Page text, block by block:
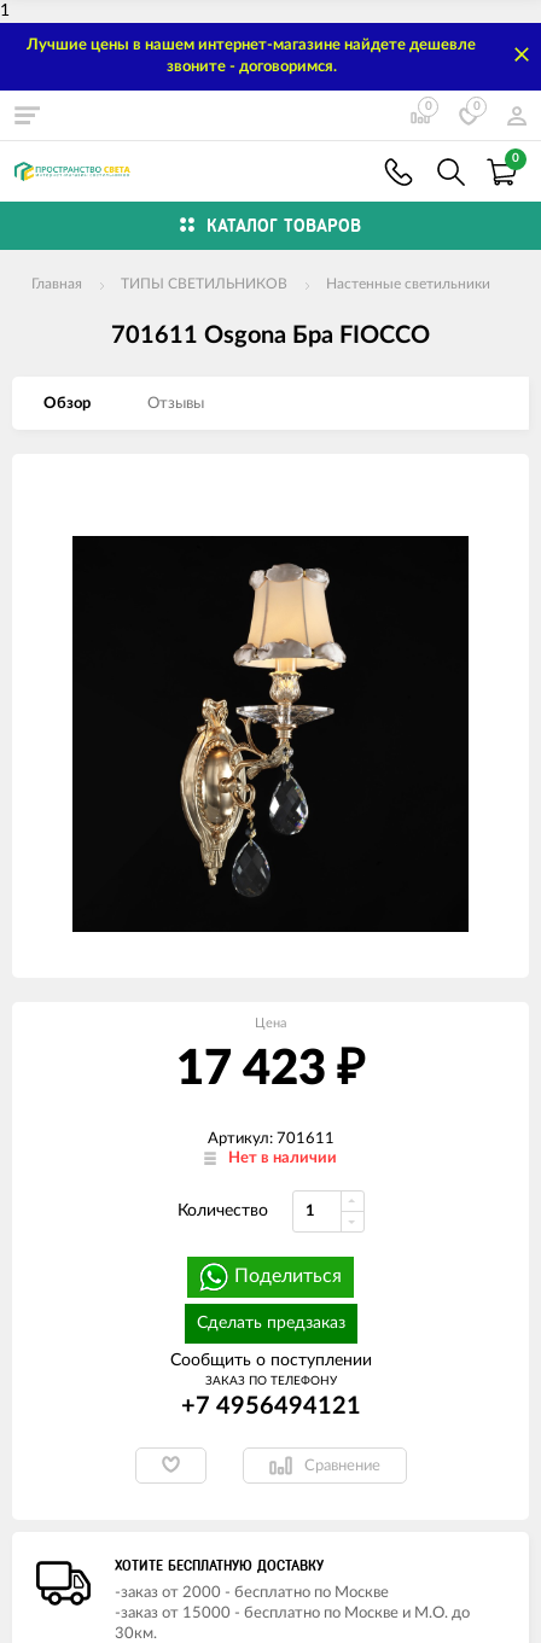
1
Лучшие цены в нашем интернет-магазине найдете дешевле
звоните - договоримся.
0 0
0
КАТАЛОГ ТОВАРОВ
Главная ТИПЫ СВЕТИЛЬНИКОВ Настенные светильники
701611 Osgona Бра FIOCCO
Обзор Отзывы
Цена
17 423 ₽
Артикул: 701611
Нет в наличии
Количество
Поделиться
Сделать предзаказ
Сообщить о поступлении
ЗАКАЗ ПО ТЕЛЕФОНУ
+7 4956494121
Сравнение
ХОТИТЕ БЕСПЛАТНУЮ ДОСТАВКУ
-заказ от 2000 - бесплатно по Москве
-заказ от 15000 - бесплатно по Москве и М.О. до
30км.